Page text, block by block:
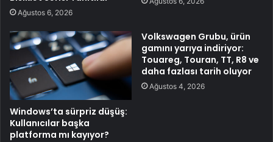
Ağustos 6, 2026
Windows’ta sürpriz düşüş:
Kullanıcılar başka
platforma mı kayıyor?
Volkswagen Grubu, ürün
gamını yarıya indiriyor:
Touareg, Touran, TT, R8 ve
daha fazlası tarih oluyor
Ağustos 4, 2026